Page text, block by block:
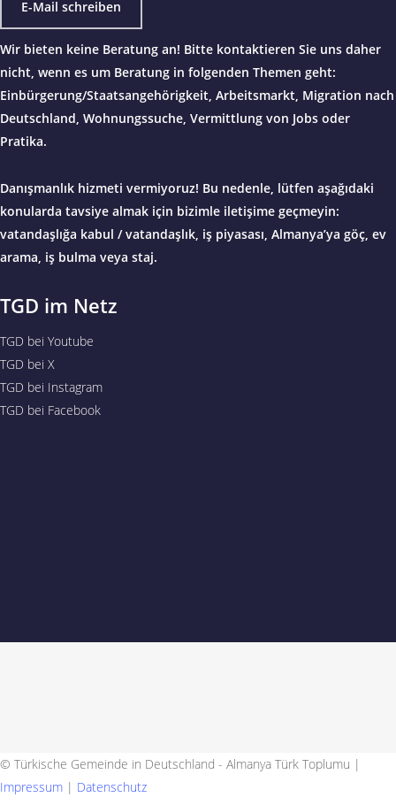
E-Mail schreiben
Wir bieten keine Beratung an! Bitte kontaktieren Sie uns daher
nicht, wenn es um Beratung in folgenden Themen geht:
Einbürgerung/Staatsangehörigkeit, Arbeitsmarkt, Migration nach
Deutschland, Wohnungssuche, Vermittlung von Jobs oder
Pratika.
Danışmanlık hizmeti vermiyoruz! Bu nedenle, lütfen aşağıdaki
konularda tavsiye almak için bizimle iletişime geçmeyin:
vatandaşlığa kabul / vatandaşlık, iş piyasası, Almanya’ya göç, ev
arama, iş bulma veya staj.
TGD im Netz
TGD bei Youtube
TGD bei X
TGD bei Instagram
TGD bei Facebook
© Türkische Gemeinde in Deutschland - Almanya Türk Toplumu |
Impressum | Datenschutz